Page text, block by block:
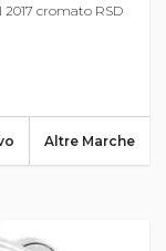
2017 cromato RSD
Altre Marche